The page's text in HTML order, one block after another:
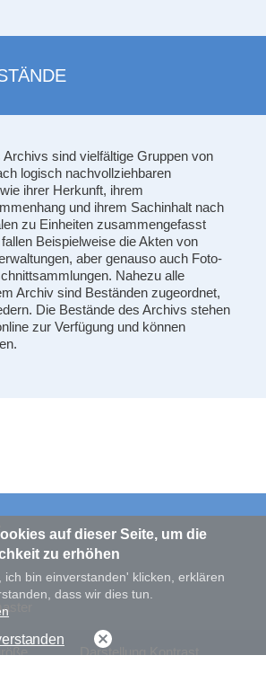
Archivs sind vielfältige Gruppen von
logisch nachvollziehbaren
ihrer Herkunft, ihrem
und ihrem Sachinhalt nach
zu Einheiten zusammengefasst
Beispielweise die Akten von
aber genauso auch Foto-
Nahezu alle
Archiv sind Beständen zugeordnet,
Die Bestände des Archivs stehen
zur Verfügung und können
Darstellung Kontrast
auf dieser Seite, um die
zu erhöhen
ich bin einverstanden' klicken, erklären
dass wir dies tun.